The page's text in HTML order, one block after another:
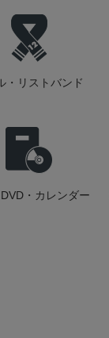
・リストバンド
・カレンダー